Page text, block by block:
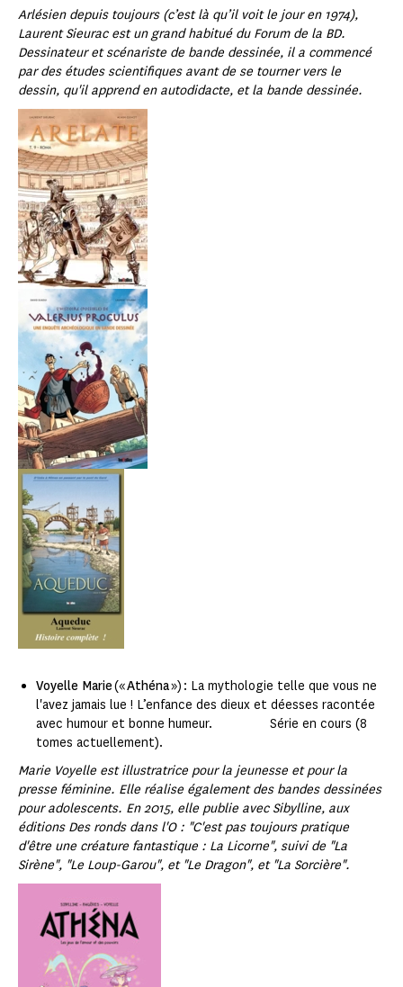
Arlésien depuis toujours (c’est là qu’il voit le jour en 1974),
Laurent Sieurac est un grand habitué du Forum de la BD.
Dessinateur et scénariste de bande dessinée, il a commencé
par des études scientifiques avant de se tourner vers le
dessin, qu'il apprend en autodidacte, et la bande dessinée.
Voyelle Marie(«Athéna») : La mythologie telle que vous ne
l'avez jamais lue ! L’enfance des dieux et déesses racontée
avec humour et bonne humeur. Série en cours (8
tomes actuellement).
Marie Voyelle est illustratrice pour la jeunesse et pour la
presse féminine. Elle réalise également des bandes dessinées
pour adolescents. En 2015, elle publie avec Sibylline, aux
éditions Des ronds dans l'O : "C'est pas toujours pratique
d'être une créature fantastique : La Licorne", suivi de "La
Sirène", "Le Loup-Garou", et "Le Dragon", et "La Sorcière".